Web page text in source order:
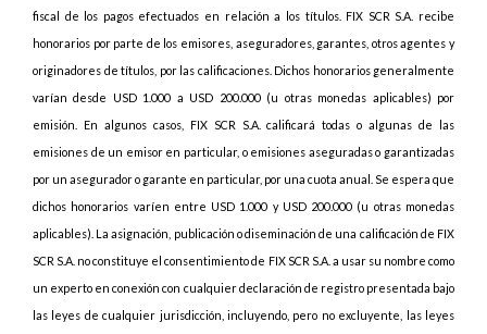
fiscal de los pagos efectuados en relación a los títulos. FIX SCR S.A. recibe
honorarios por parte de los emisores, aseguradores, garantes, otros agentes y
originadores de títulos, por las calificaciones. Dichos honorarios generalmente
varían desde USD 1.000 a USD 200.000 (u otras monedas aplicables) por
emisión. En algunos casos, FIX SCR S.A. calificará todas o algunas de las
emisiones de un emisor en particular, o emisiones aseguradas o garantizadas
por un asegurador o garante en particular, por una cuota anual. Se espera que
dichos honorarios varíen entre USD 1.000 y USD 200.000 (u otras monedas
aplicables). La asignación, publicación o diseminación de una calificación de FIX
SCR S.A. no constituye el consentimiento de FIX SCR S.A. a usar su nombre como
un experto en conexión con cualquier declaración de registro presentada bajo
las leyes de cualquier jurisdicción, incluyendo, pero no excluyente, las leyes